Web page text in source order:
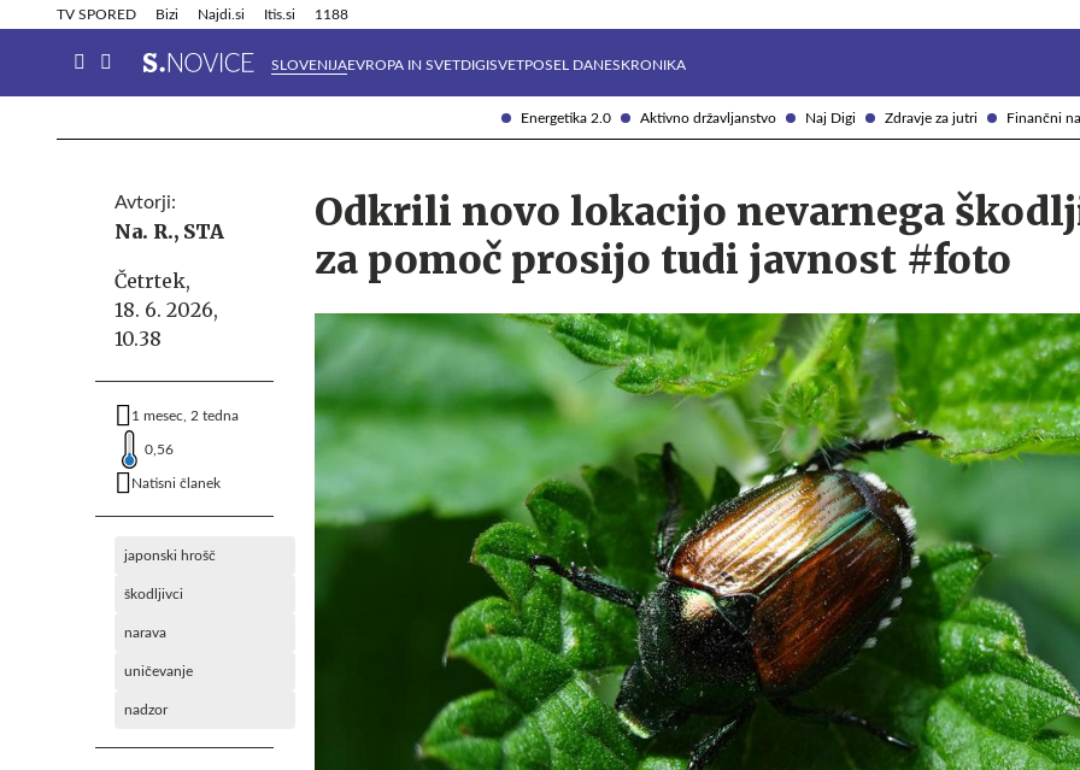
Energetika 2.0 Aktivno državljanstvo Naj Digi Zdravje za jutri Finančni
TV SPORED Bizi Najdi.si Itis.si 1188
SLOVENIJAEVROPA IN SVETDIGISVETPOSEL DANESKRONIKA
Info in obvestila Tehnik
Avtorji:
Na. R., STA
Četrtek,
18. 6. 2026,
10.38
1 mesec, 2 tedna
0,56
Natisni članek
japonski hrošč
škodljivci
narava
uničevanje
nadzor
Odkrili novo lokacijo nevarnega
za pomoč prosijo tudi javnost #foto